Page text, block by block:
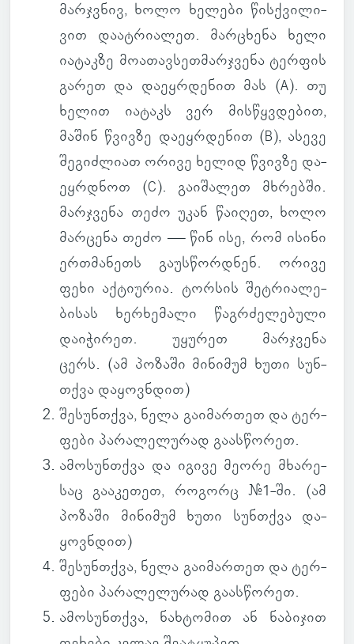
მარ­ჯვნივ, ხოლო ხე­ლები წის­ქვი­ლი­
ვით და­ატ­რი­ა­ლეთ. მარ­ცხენა ხელი
ია­ტაკზე მო­ა­თავ­სეთ­მარ­ჯვენა ტერ­ფის
გარეთ და და­ეყ­რდე­ნით მას (A). თუ
ხელით ია­ტაკს ვერ მის­წყვდე­ბით,
მაშინ წვივზე და­ეყ­რდე­ნით (B), ასევე
შე­გიძ­ლიათ ორივე ხელიდ წვივზე და­
ეყ­რდნოთ (C). გა­ი­შა­ლეთ მხრებში.
მარ­ჯვენა თეძო უკან წა­ი­ღეთ, ხოლო
მარ­ცენა თეძო — წინ ისე, რომ ისინი
ერ­თმა­ნეთს გა­უს­წორ­დნენ. ორივე
ფეხი აქ­ტი­უ­რია. ტორ­სის შეტ­რი­ა­ლე­
ბი­სას ხერ­ხე­მალი წაგ­რძე­ლე­ბული
და­ი­ჭი­რეთ. უყუ­რეთ მარ­ჯვენა
ცერს. (ამ პო­ზაში მი­ნი­მუმ ხუთი სუნ­
თქვა და­ყოვ­ნდით)
შე­სუნ­თქვა, ნელა გა­ი­მარ­თეთ და ტერ­
ფები პა­რა­ლე­ლუ­რად გა­ას­წო­რეთ.
ამო­სუნ­თქვა და იგივე მეორე მხა­რე­
საც გა­ა­კე­თეთ, რო­გორც #1-ში. (ამ
პო­ზაში მი­ნი­მუმ ხუთი სუნ­თქვა და­
ყოვ­ნდით)
შე­სუნ­თქვა, ნელა გა­ი­მარ­თეთ და ტერ­
ფები პა­რა­ლე­ლუ­რად გა­ას­წო­რეთ.
ამო­სუნ­თქვა, ნახ­ტო­მით ან ნა­ბი­ჯით